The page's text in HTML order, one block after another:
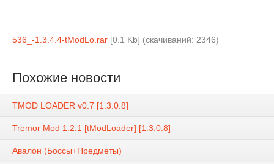
536_-1.3.4.4-tModLo.rar [0.1 Kb] (cкачиваний: 2346)
Похожие новости
TMOD LOADER v0.7 [1.3.0.8]
Tremor Mod 1.2.1 [tModLoader] [1.3.0.8]
Авалон (Боссы+Предметы)